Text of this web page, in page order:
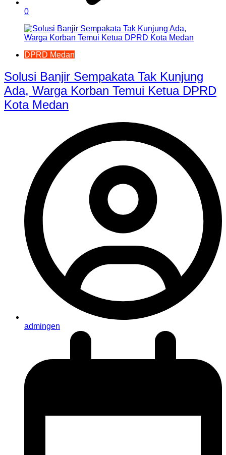
0
DPRD Medan
Solusi Banjir Sempakata Tak Kunjung
Ada, Warga Korban Temui Ketua DPRD
Kota Medan
admingen